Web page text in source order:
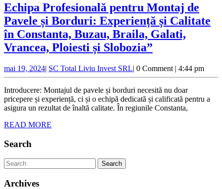
Echipa Profesională pentru Montaj de
Pavele și Borduri: Experiență și Calitate
în Constanta, Buzau, Braila, Galati,
Vrancea, Ploiesti și Slobozia”
pentru
Montaj
de
Pavele
mai 19, 2024mai
19,
2024
| SC Total Liviu Invest SRLSC
Total
Liviu
Invest
SRL
| 0 Comment | 4:44 pm
Introducere: Montajul de pavele și borduri necesită nu doar
pricepere și experiență, ci și o echipă dedicată și calificată pentru a
asigura un rezultat de înaltă calitate. În regiunile Constanta,
READ MORE
Search
Search
for:
Archives